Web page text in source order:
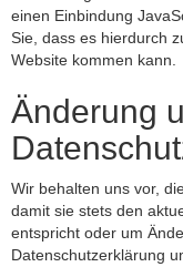
einen Einbindung
Sie, dass es hierdurch
Website kommen kann.
Änderung
Wir behalten uns vor,
damit sie stets den
entspricht oder um
Datenschutzerklärung